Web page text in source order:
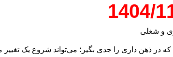
1404/
و شغلی
که در ذهن داری را جدی بگیر؛ می‌تواند شروع یک